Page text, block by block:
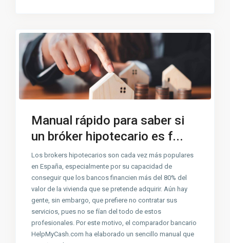
Manual rápido para saber si
un bróker hipotecario es f...
Los brokers hipotecarios son cada vez más populares
en España, especialmente por su capacidad de
conseguir que los bancos financien más del 80% del
valor de la vivienda que se pretende adquirir. Aún hay
gente, sin embargo, que prefiere no contratar sus
servicios, pues no se fían del todo de estos
profesionales. Por este motivo, el comparador bancario
HelpMyCash.com ha elaborado un sencillo manual que